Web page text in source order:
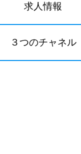
求人情報
３つのチャネル